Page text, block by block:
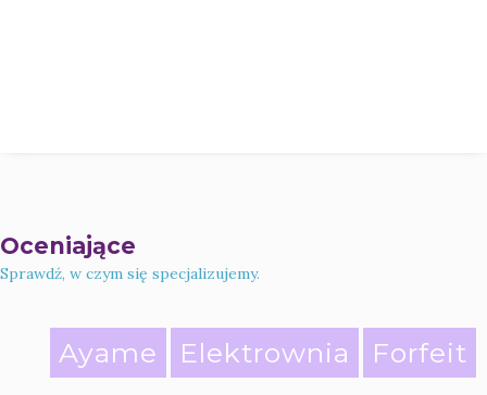
Oceniające
Sprawdź, w czym się specjalizujemy.
Ayame Elektrownia Forfeit